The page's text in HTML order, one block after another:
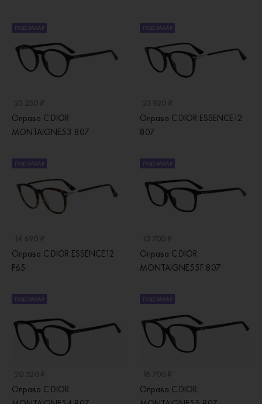
ПОД ЗАКАЗ
Оправа C.DIOR
MONTAIGNE53 807
ПОД ЗАКАЗ
Оправа C.DIOR ESSENCE12
807
ПОД ЗАКАЗ
Оправа C.DIOR ESSENCE12
P65
ПОД ЗАКАЗ
Оправа C.DIOR
MONTAIGNE55F 807
ПОД ЗАКАЗ
Оправа C.DIOR
ПОД ЗАКАЗ
Оправа C.DIOR